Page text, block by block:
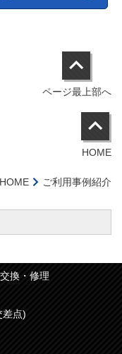
ページ最上部へ
HOME
HOME ご利用事例紹介
換・修理
差点)